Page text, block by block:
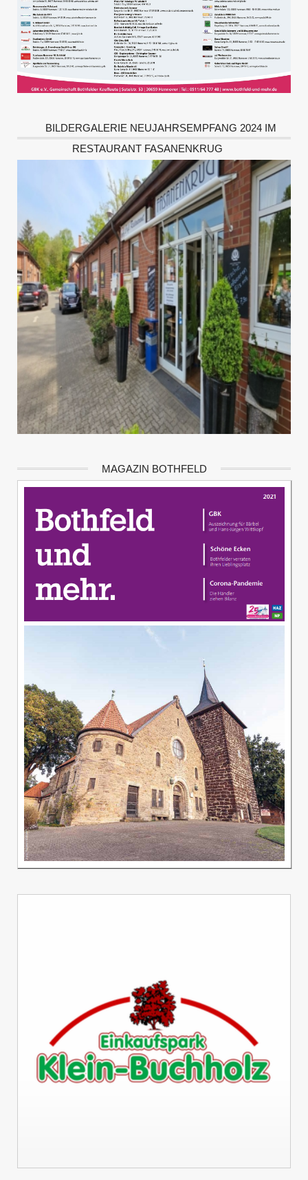
BILDERGALERIE NEUJAHRSEMPFANG 2024 IM
RESTAURANT FASANENKRUG
MAGAZIN BOTHFELD